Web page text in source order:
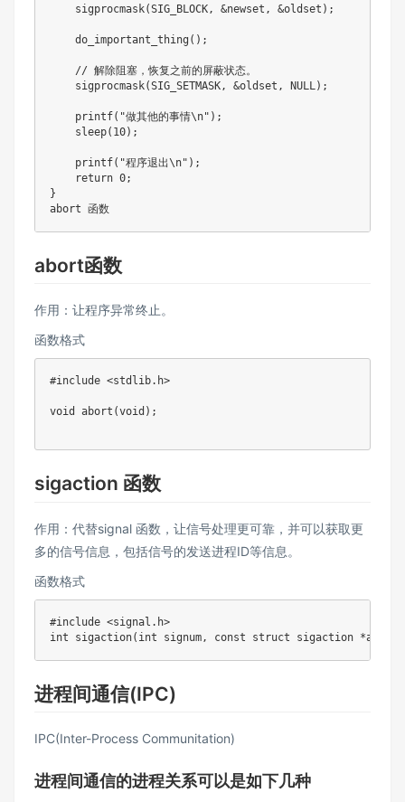
sigprocmask(SIG_BLOCK, &newset, &oldset);
do_important_thing();
// 解除阻塞，恢复之前的屏蔽状态。
sigprocmask(SIG_SETMASK, &oldset, NULL);
printf("做其他的事情\n");
sleep(10);
printf("程序退出\n");
return 0;
}
abort函数
作用：让程序异常终止。
函数格式
#include <stdlib.h>
void abort(void);
sigaction 函数
作用：代替signal 函数，让信号处理更可靠，并可以获取更
多的信号信息，包括信号的发送进程ID等信息。
函数格式
#include <signal.h>
进程间通信(IPC)
IPC(Inter-Process Communitation)
进程间通信的进程关系可以是如下几种